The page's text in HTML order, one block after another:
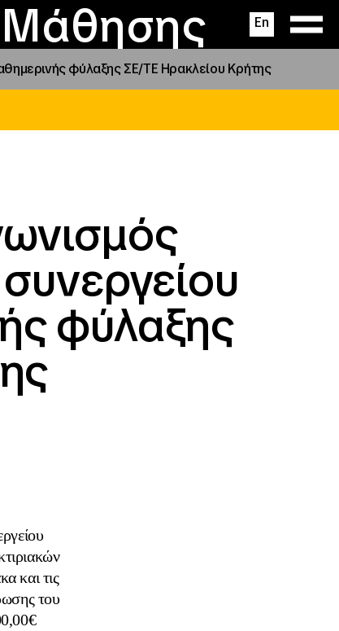
Μάθησης En
φύλαξης ΣΕ/ΤΕ Ηρακλείου Κρήτης
φύλαξης
και τις
του